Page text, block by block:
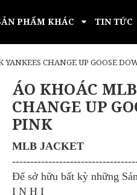
PHẨM KHÁC TIN TỨC
CHANGE UP GOOSE
ÁO KHOÁC
CHANGE UP
PINK
MLB JACKET
Để sở hữu bất kỳ những
I N H I